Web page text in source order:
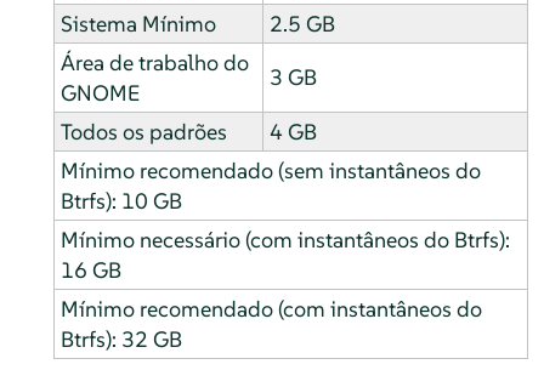
Sistema Mínimo
2.5 GB
Área de trabalho do
GNOME
3 GB
Todos os padrões
4 GB
Mínimo recomendado (sem instantâneos do
Btrfs): 10 GB
Mínimo necessário (com instantâneos do Btrfs):
16 GB
Mínimo recomendado (com instantâneos do
Btrfs): 32 GB